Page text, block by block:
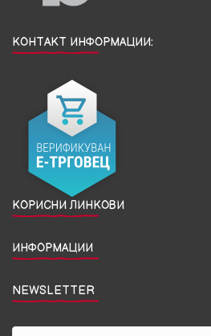
КОНТАКТ ИНФОРМАЦИИ:
КОРИСНИ ЛИНКОВИ
ИНФОРМАЦИИ
NEWSLETTER